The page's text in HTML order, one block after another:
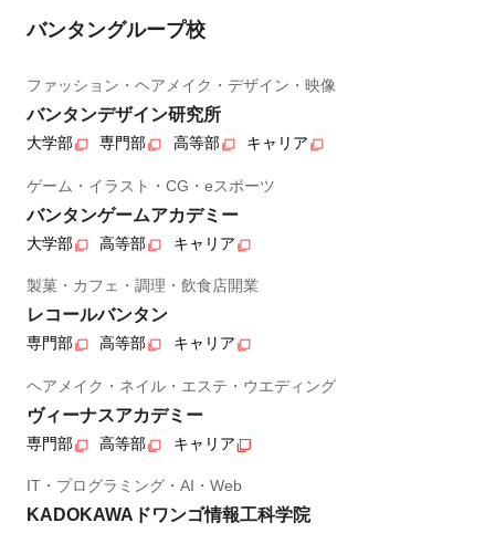
バンタングループ校
ファッション・ヘアメイク・デザイン・映像
バンタンデザイン研究所
大学部 専門部 高等部 キャリア
ゲーム・イラスト・CG・eスポーツ
バンタンゲームアカデミー
大学部 高等部 キャリア
製菓・カフェ・調理・飲食店開業
レコールバンタン
専門部 高等部 キャリア
ヘアメイク・ネイル・エステ・ウエディング
ヴィーナスアカデミー
専門部 高等部 キャリア
IT・プログラミング・AI・Web
KADOKAWAドワンゴ情報工科学院